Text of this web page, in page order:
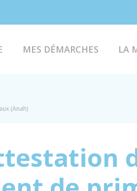
MES DÉMARCHES LA
(Anah)